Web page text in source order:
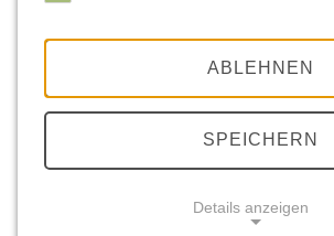
ABLEHNEN
SPEICHERN
Details anzeigen